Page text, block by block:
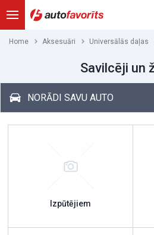
Home Aksesuāri Universālās daļas
Savilcēji un
NORĀDI SAVU AUTO
Izpūtējiem